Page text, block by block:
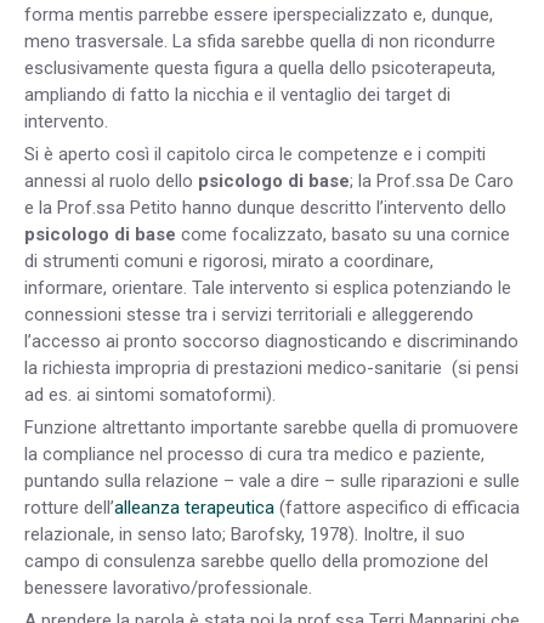
forma mentis parrebbe essere iperspecializzato e, dunque,
meno trasversale. La sfida sarebbe quella di non ricondurre
esclusivamente questa figura a quella dello psicoterapeuta,
ampliando di fatto la nicchia e il ventaglio dei target di
intervento.
Si è aperto così il capitolo circa le competenze e i compiti
annessi al ruolo dello psicologo di base; la Prof.ssa De Caro
e la Prof.ssa Petito hanno dunque descritto l’intervento dello
psicologo di base come focalizzato, basato su una cornice
di strumenti comuni e rigorosi, mirato a coordinare,
informare, orientare. Tale intervento si esplica potenziando le
connessioni stesse tra i servizi territoriali e alleggerendo
l’accesso ai pronto soccorso diagnosticando e discriminando
la richiesta impropria di prestazioni medico-sanitarie (si pensi
ad es. ai sintomi somatoformi).
Funzione altrettanto importante sarebbe quella di promuovere
la compliance nel processo di cura tra medico e paziente,
puntando sulla relazione – vale a dire – sulle riparazioni e sulle
rotture dell’alleanza terapeutica (fattore aspecifico di efficacia
relazionale, in senso lato; Barofsky, 1978). Inoltre, il suo
campo di consulenza sarebbe quello della promozione del
benessere lavorativo/professionale.